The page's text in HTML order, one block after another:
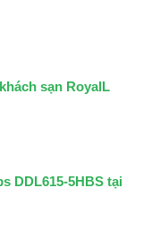
sạn RoyalL
DDL615-5HBS tại